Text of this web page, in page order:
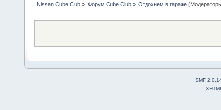
Nissan Cube Club » Форум Cube Club» Отдохнем в гараже
SMF